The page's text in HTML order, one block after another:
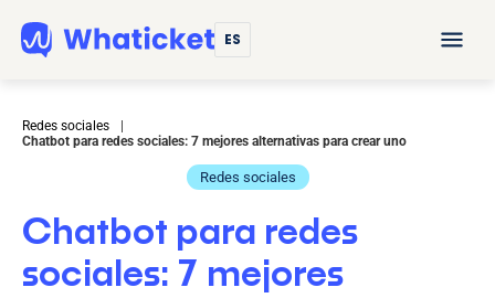
ES
Redes sociales
Chatbot para redes sociales: 7 mejores alternativas para crear uno
Redes sociales
Chatbot para redes
sociales: 7 mejores